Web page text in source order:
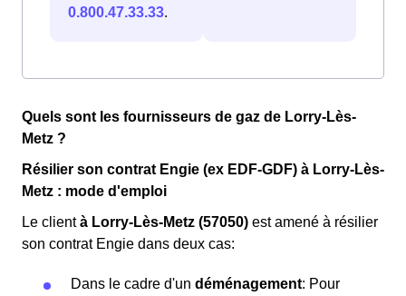
0.800.47.33.33.
Quels sont les fournisseurs de gaz de Lorry-Lès-
Metz ?
Résilier son contrat Engie (ex EDF-GDF) à Lorry-Lès-
Metz : mode d'emploi
Le clientà Lorry-Lès-Metz (57050) est amené à résilier
son contrat Engie dans deux cas:
Dans le cadre d'un déménagement: Pour